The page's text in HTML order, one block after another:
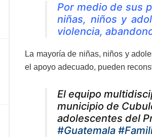
Por medio de sus
niñas, niños y
violencia,
La mayoría de niñas, niños y
el apoyo adecuado, pueden
El equipo
municipio de
adolescentes del
#Guatemala